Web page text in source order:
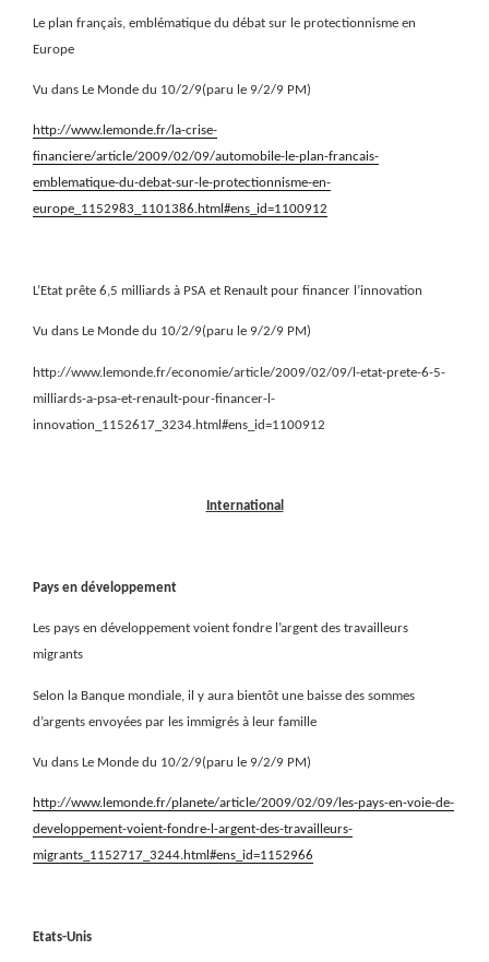
Le plan français, emblématique du débat sur le protectionnisme en
Europe
Vu dans Le Monde du 10/2/9(paru le 9/2/9 PM)
http://www.lemonde.fr/la-crise-
financiere/article/2009/02/09/automobile-le-plan-francais-
emblematique-du-debat-sur-le-protectionnisme-en-
europe_1152983_1101386.html#ens_id=1100912
L’Etat prête 6,5 milliards à PSA et Renault pour financer l’innovation
Vu dans Le Monde du 10/2/9(paru le 9/2/9 PM)
http://www.lemonde.fr/economie/article/2009/02/09/l-etat-prete-6-5-
milliards-a-psa-et-renault-pour-financer-l-
innovation_1152617_3234.html#ens_id=1100912
International
Pays en développement
Les pays en développement voient fondre l’argent des travailleurs
migrants
Selon la Banque mondiale, il y aura bientôt une baisse des sommes
d’argents envoyées par les immigrés à leur famille
Vu dans Le Monde du 10/2/9(paru le 9/2/9 PM)
http://www.lemonde.fr/planete/article/2009/02/09/les-pays-en-voie-de-
developpement-voient-fondre-l-argent-des-travailleurs-
migrants_1152717_3244.html#ens_id=1152966
Etats-Unis